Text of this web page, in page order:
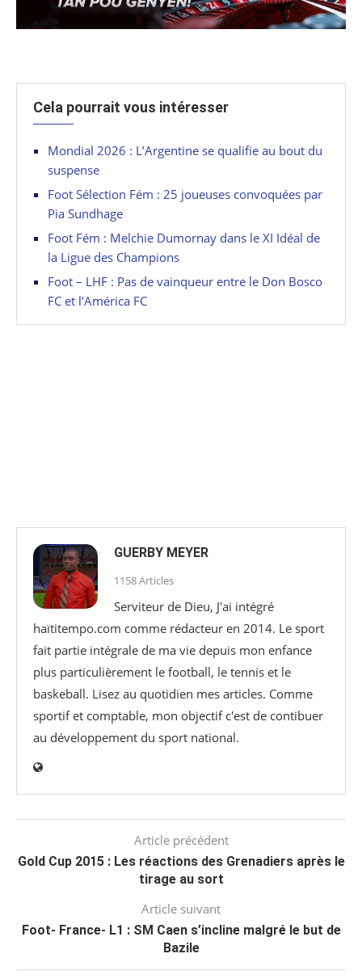
Cela pourrait vous intéresser
Mondial 2026 : L’Argentine se qualifie au bout du
suspense
Foot Sélection Fém : 25 joueuses convoquées par
Pia Sundhage
Foot Fém : Melchie Dumornay dans le XI Idéal de
la Ligue des Champions
Foot – LHF : Pas de vainqueur entre le Don Bosco
FC et l’América FC
GUERBY MEYER
1158 Articles
Serviteur de Dieu, J'ai intégré
haïtitempo.com comme rédacteur en 2014. Le sport
fait partie intégrale de ma vie depuis mon enfance
plus particulièrement le football, le tennis et le
baskeball. Lisez au quotidien mes articles. Comme
sportif et comptable, mon objectif c'est de contibuer
au développement du sport national.
Article précédent
Gold Cup 2015 : Les réactions des Grenadiers après le
tirage au sort
Article suivant
Foot- France- L1 : SM Caen s’incline malgré le but de
Bazile